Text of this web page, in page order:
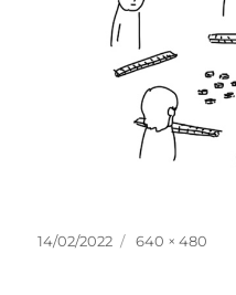
投
14/02/2022
フ
640 × 480